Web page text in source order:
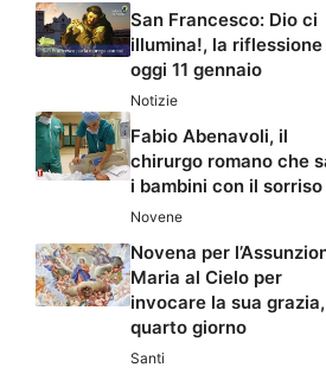
San Francesco: Dio ci
illumina!, la riflessione
oggi 11 gennaio
Notizie
Fabio Abenavoli, il
chirurgo romano che
i bambini con il sorriso
Novene
Novena per
Maria al Cielo per
invocare la sua grazia,
quarto giorno
Santi